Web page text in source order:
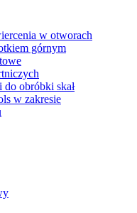
w otworach
górnym
do obróbki skał
w zakresie